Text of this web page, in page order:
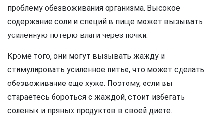
проблему обезвоживания организма. Высокое
содержание соли и специй в пище может вызывать
усиленную потерю влаги через почки.
Кроме того, они могут вызывать жажду и
стимулировать усиленное питье, что может сделать
обезвоживание еще хуже. Поэтому, если вы
стараетесь бороться с жаждой, стоит избегать
соленых и пряных продуктов в своей диете.